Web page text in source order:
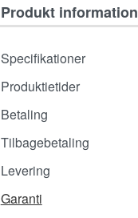
Produkt information
Specifikationer
Produktietider
Betaling
Tilbagebetaling
Levering
Garanti